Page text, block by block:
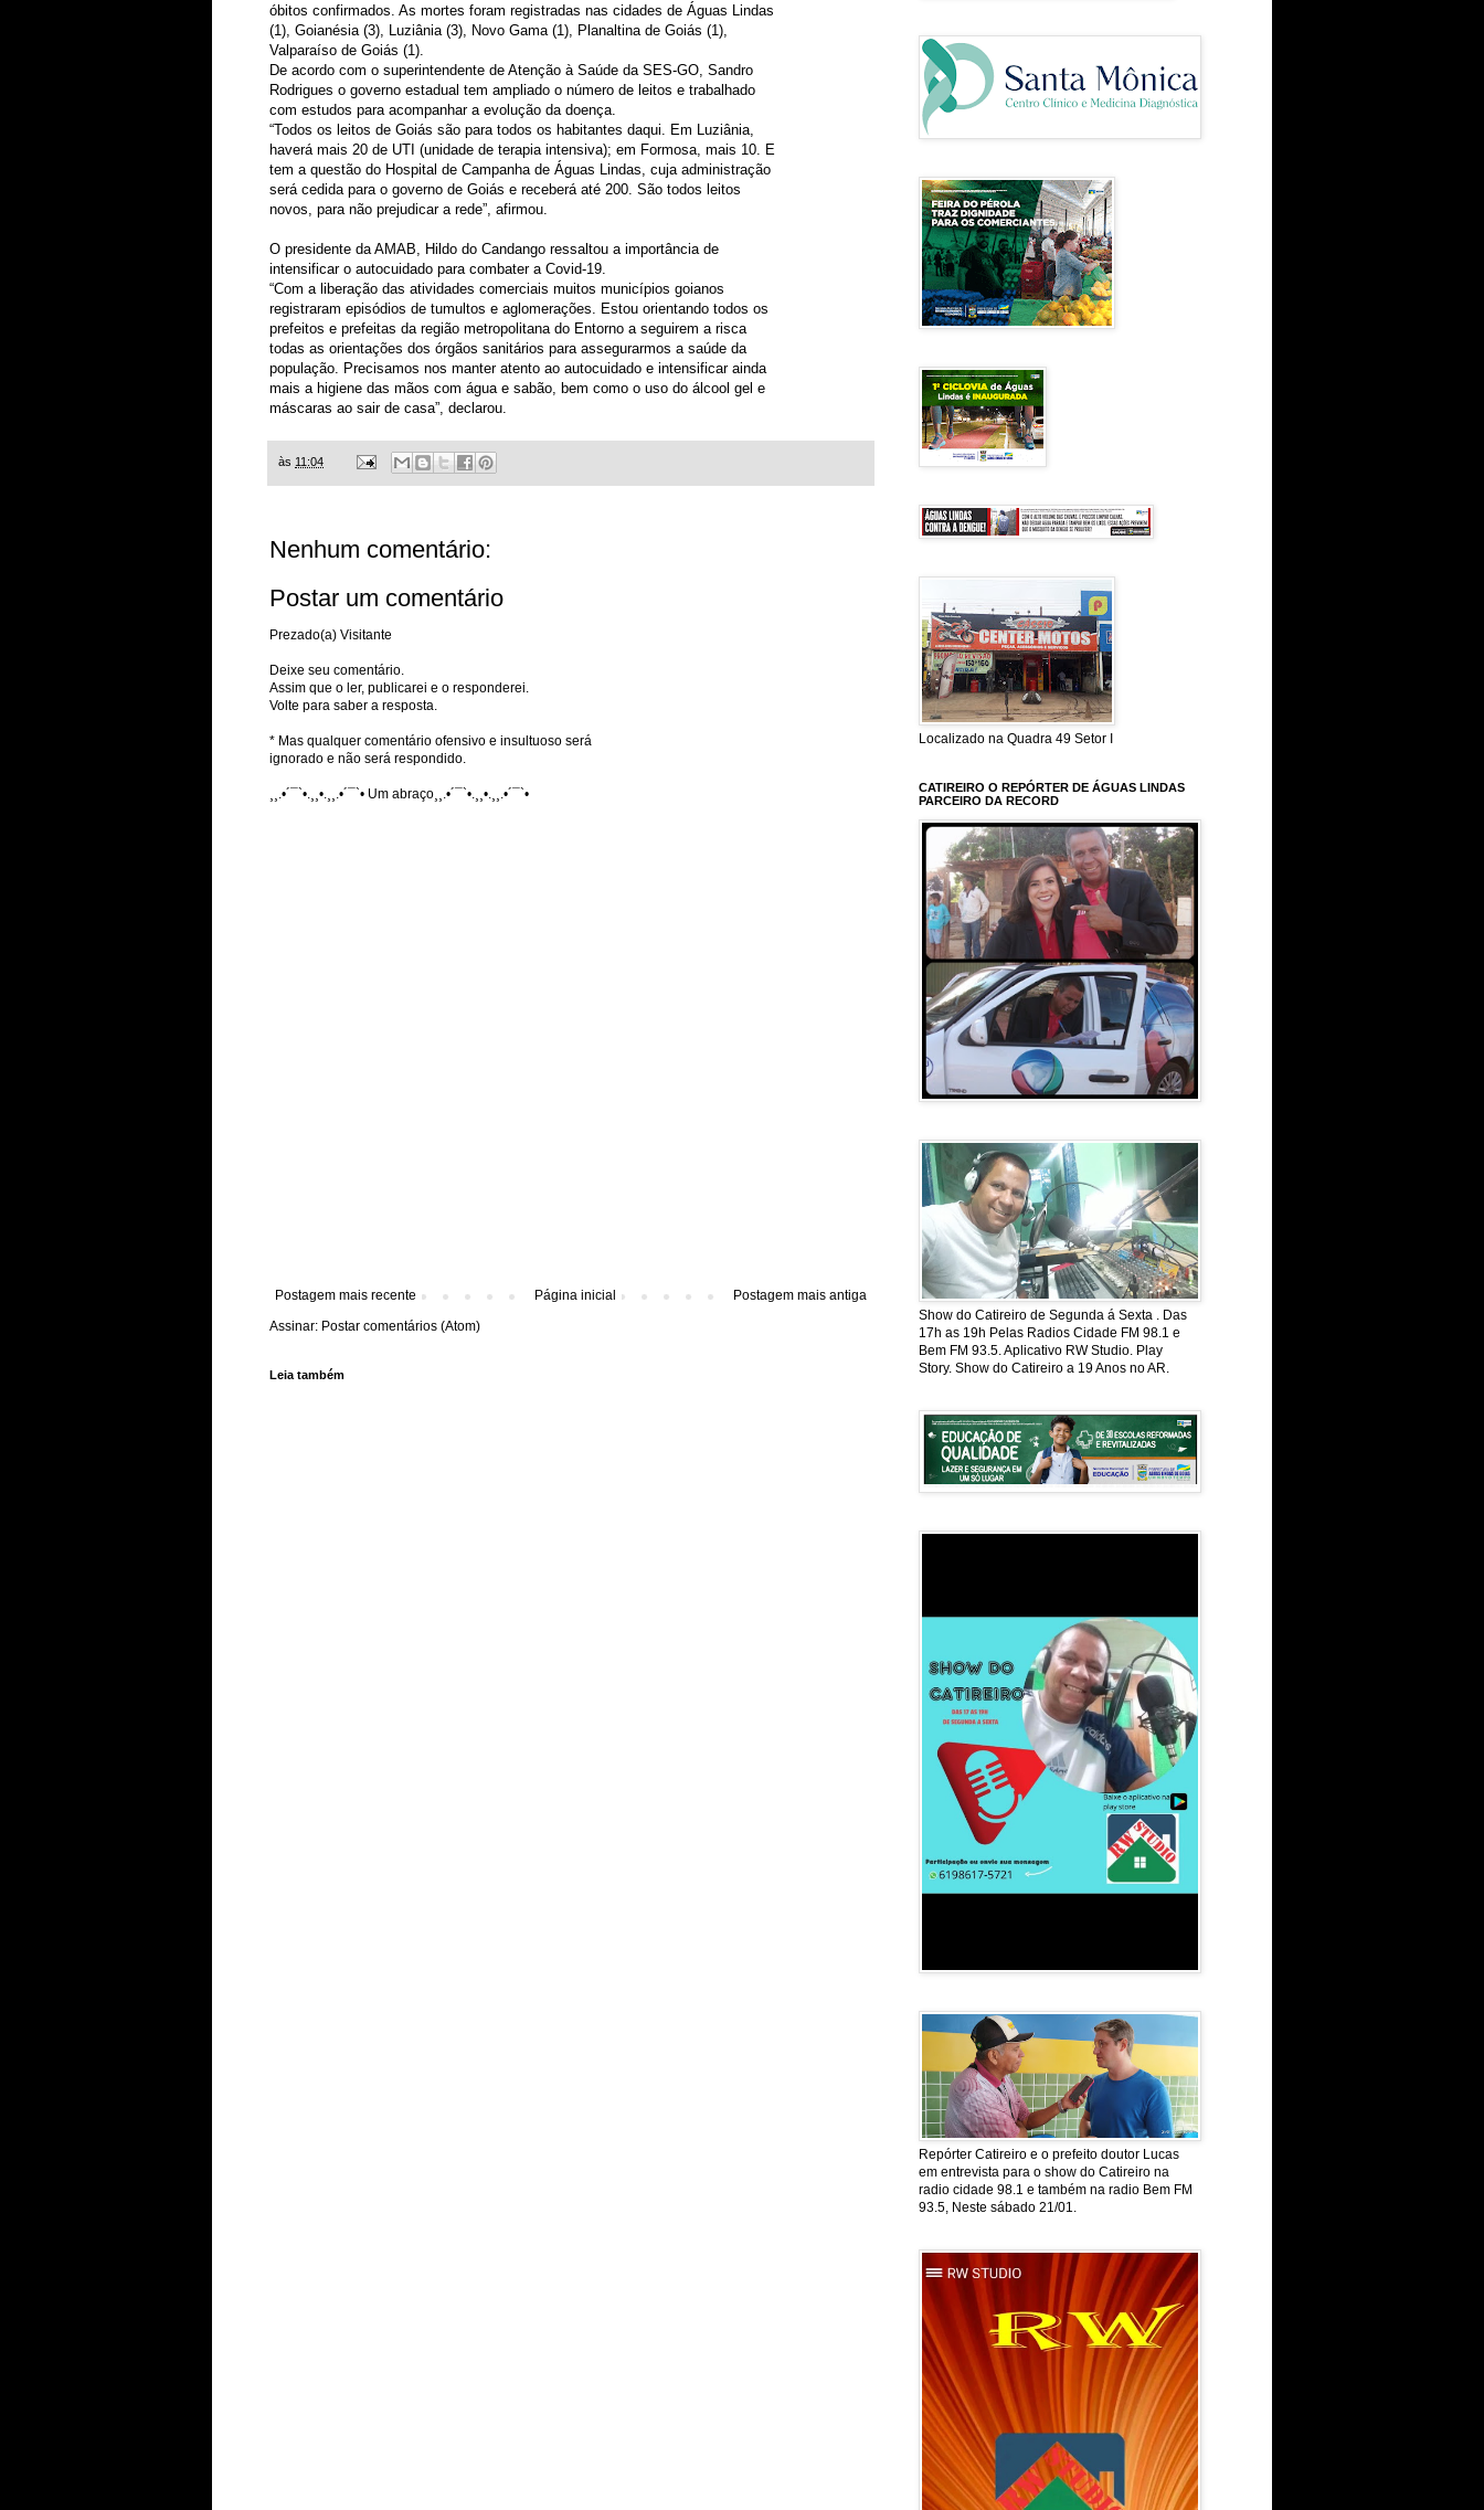
óbitos confirmados. As mortes foram registradas nas cidades de Águas Lindas
(1), Goianésia (3), Luziânia (3), Novo Gama (1), Planaltina de Goiás (1),
Valparaíso de Goiás (1).
De acordo com o superintendente de Atenção à Saúde da SES-GO, Sandro
Rodrigues o governo estadual tem ampliado o número de leitos e trabalhado
com estudos para acompanhar a evolução da doença.
“Todos os leitos de Goiás são para todos os habitantes daqui. Em Luziânia,
haverá mais 20 de UTI (unidade de terapia intensiva); em Formosa, mais 10. E
tem a questão do Hospital de Campanha de Águas Lindas, cuja administração
será cedida para o governo de Goiás e receberá até 200. São todos leitos
novos, para não prejudicar a rede”, afirmou.
O presidente da AMAB, Hildo do Candango ressaltou a importância de
intensificar o autocuidado para combater a Covid-19.
“Com a liberação das atividades comerciais muitos municípios goianos
registraram episódios de tumultos e aglomerações. Estou orientando todos os
prefeitos e prefeitas da região metropolitana do Entorno a seguirem a risca
todas as orientações dos órgãos sanitários para assegurarmos a saúde da
população. Precisamos nos manter atento ao autocuidado e intensificar ainda
mais a higiene das mãos com água e sabão, bem como o uso do álcool gel e
máscaras ao sair de casa”, declarou.
às 11:04
Nenhum comentário:
Postar um comentário
Prezado(a) Visitante
Deixe seu comentário.
Assim que o ler, publicarei e o responderei.
Volte para saber a resposta.
* Mas qualquer comentário ofensivo e insultuoso será
ignorado e não será respondido.
¸¸.•´¯`•.¸¸•.¸¸.•´¯`• Um abraço¸¸.•´¯`•.¸¸•.¸¸.•´¯`•
Postagem mais recente Postagem mais antiga
Página inicial
Assinar: Postar comentários (Atom)
Leia também
Localizado na Quadra 49 Setor I
CATIREIRO O REPÓRTER DE ÁGUAS LINDAS
PARCEIRO DA RECORD
Show do Catireiro de Segunda á Sexta . Das
17h as 19h Pelas Radios Cidade FM 98.1 e
Bem FM 93.5. Aplicativo RW Studio. Play
Story. Show do Catireiro a 19 Anos no AR.
Repórter Catireiro e o prefeito doutor Lucas
em entrevista para o show do Catireiro na
radio cidade 98.1 e também na radio Bem FM
93.5, Neste sábado 21/01.